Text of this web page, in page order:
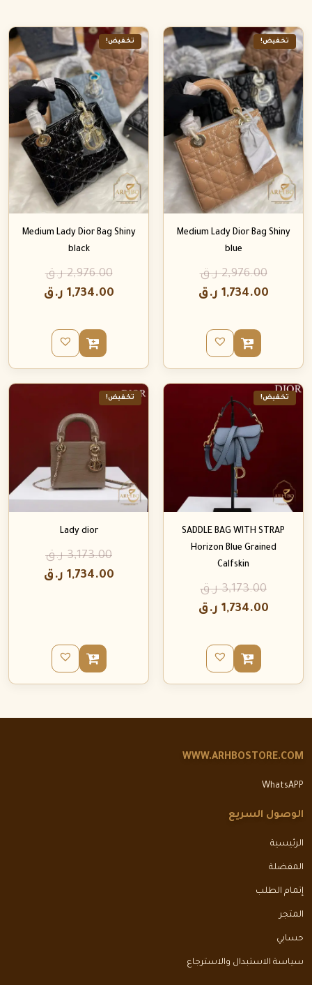
تخفيض!
Medium Lady Dior Bag Shiny
blue
2,976.00 ر.ق
1,734.00 ر.ق
تخفيض!
Medium Lady Dior Bag Shiny
black
2,976.00 ر.ق
1,734.00 ر.ق
تخفيض!
SADDLE BAG WITH STRAP
Horizon Blue Grained
Calfskin
3,173.00 ر.ق
1,734.00 ر.ق
تخفيض!
Lady dior
3,173.00 ر.ق
1,734.00 ر.ق
WWW.ARHBOSTORE.COM
WhatsAPP
الوصول السريع
الرئيسية
المفضلة
إتمام الطلب
المتجر
حسابي
سياسة الاستبدال والاسترجاع